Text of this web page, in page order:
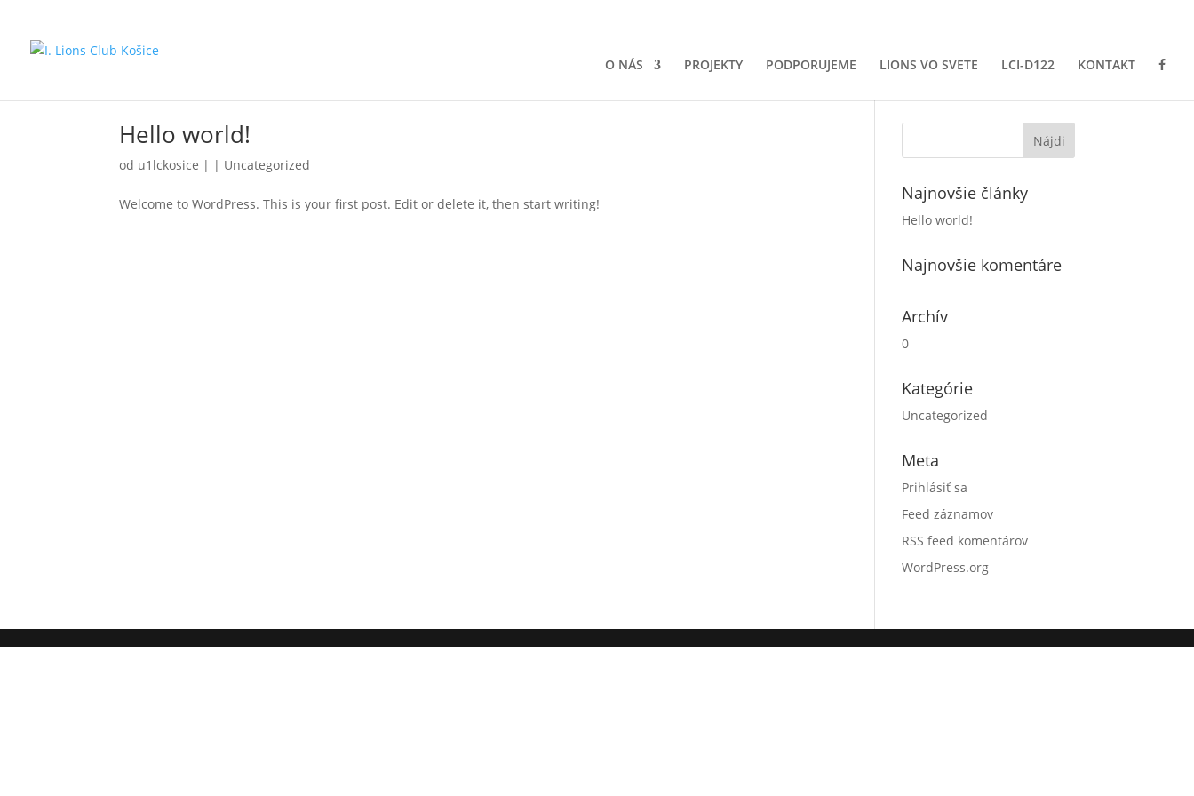
O NÁS PROJEKTY PODPORUJEME LIONS VO SVETE LCI-D122 KONTAKT
Hello world!
od u1lckosice | | Uncategorized
Welcome to WordPress. This is your first post. Edit or delete it, then start writing!
Najnovšie články
Hello world!
Najnovšie komentáre
Archív
0
Kategórie
Uncategorized
Meta
Prihlásiť sa
Feed záznamov
RSS feed komentárov
WordPress.org